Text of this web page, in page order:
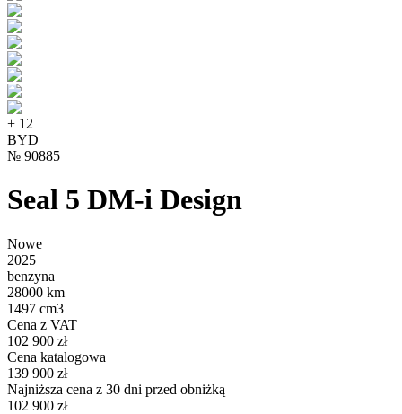
+ 12
BYD
№ 90885
Seal 5 DM-i Design
Nowe
2025
benzyna
28000 km
1497 cm3
Cena z VAT
102 900 zł
Cena katalogowa
139 900 zł
Najniższa cena z 30 dni przed obniżką
102 900 zł